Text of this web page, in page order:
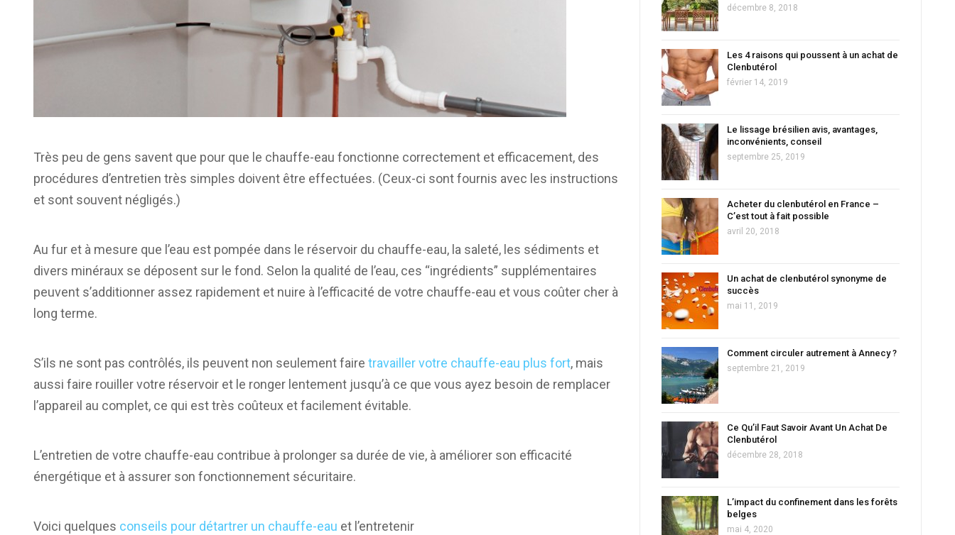
Très peu de gens savent que pour que le chauffe-eau fonctionne correctement et efficacement, des
procédures d’entretien très simples doivent être effectuées. (Ceux-ci sont fournis avec les instructions
et sont souvent négligés.)
Au fur et à mesure que l’eau est pompée dans le réservoir du chauffe-eau, la saleté, les sédiments et
divers minéraux se déposent sur le fond. Selon la qualité de l’eau, ces “ingrédients” supplémentaires
peuvent s’additionner assez rapidement et nuire à l’efficacité de votre chauffe-eau et vous coûter cher à
long terme.
S’ils ne sont pas contrôlés, ils peuvent non seulement faire travailler votre chauffe-eau plus fort, mais
aussi faire rouiller votre réservoir et le ronger lentement jusqu’à ce que vous ayez besoin de remplacer
l’appareil au complet, ce qui est très coûteux et facilement évitable.
L’entretien de votre chauffe-eau contribue à prolonger sa durée de vie, à améliorer son efficacité
énergétique et à assurer son fonctionnement sécuritaire.
Voici quelques conseils pour détartrer un chauffe-eau et l’entretenir
décembre 8, 2018
Les 4 raisons qui poussent à un achat de
Clenbutérol
février 14, 2019
Le lissage brésilien avis, avantages,
inconvénients, conseil
septembre 25, 2019
Acheter du clenbutérol en France –
C’est tout à fait possible
avril 20, 2018
Un achat de clenbutérol synonyme de
succès
mai 11, 2019
Comment circuler autrement à Annecy ?
septembre 21, 2019
Ce Qu’il Faut Savoir Avant Un Achat De
Clenbutérol
décembre 28, 2018
L’impact du confinement dans les forêts
belges
mai 4, 2020